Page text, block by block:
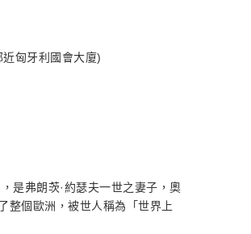
匈牙利國會大廈)
是弗朗茨·約瑟夫一世之妻子，奧
整個歐洲，被世人稱為「世界上